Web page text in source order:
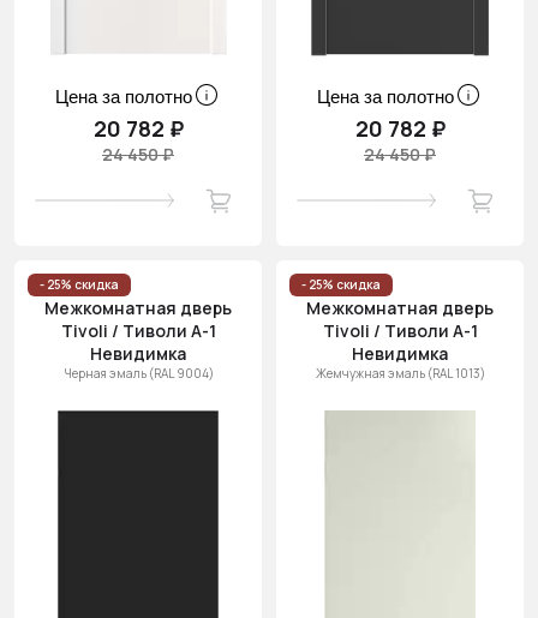
Цена за полотно
20 782 ₽
24 450 ₽
Цена за полотно
20 782 ₽
24 450 ₽
- 25% скидка
Межкомнатная дверь
Tivoli / Тиволи А-1
Невидимка
Черная эмаль (RAL 9004)
- 25% скидка
Межкомнатная дверь
Tivoli / Тиволи А-1
Невидимка
Жемчужная эмаль (RAL 1013)